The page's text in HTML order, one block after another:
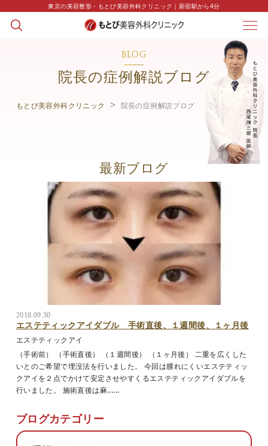
東京の美容整形・もとび美容外科クリニック｜新宿駅から4分
BLOG
院長の症例解説ブログ
もとび美容外科クリニック 院長の症例解説ブログ
最新ブログ
2018.09.30
エステティックアイダブル 手術直後、１週間後、１ヶ月後
エステティックアイ
（手術前） （手術直後） （１週間後） （１ヶ月後） 二重を広くした
いとのご希望で埋没法を行いました。 今回は腫れにくいエステティッ
クアイを２点でかけて安定させやすくるエステティックアイダブルを
行いました。 施術直後は麻......
ブログカテゴリー